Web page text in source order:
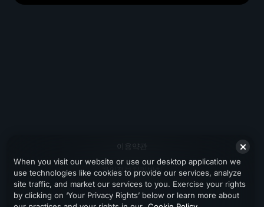
이용약관
개인정보처리방침
지원
When you visit our website or use our desktop application we
use technologies like cookies to provide our services, analyze
site traffic, and market our services to you. Exercise your rights
by clicking on ‘Your Privacy Rights’ below or learn more about